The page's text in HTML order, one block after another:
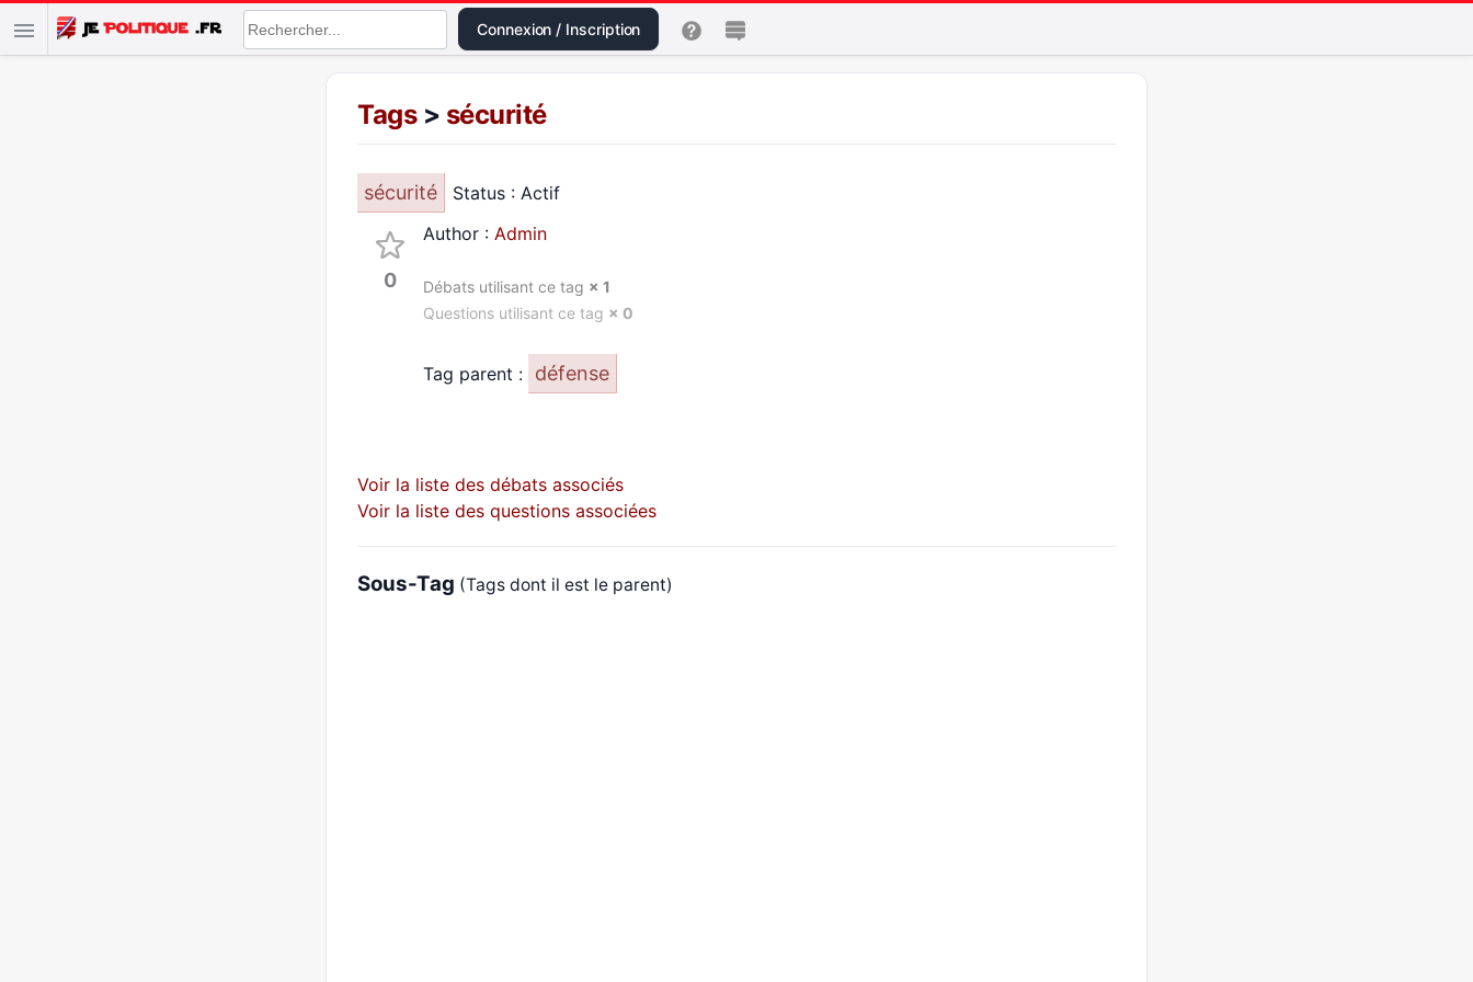
Connexion / Inscription
Tags> sécurité
sécurité Status : Actif
0
Author : Admin
Débats utilisant ce tag × 1
Questions utilisant ce tag × 0
Tag parent : défense
Voir la liste des débats associés
Voir la liste des questions associées
Sous-Tag (Tags dont il est le parent)